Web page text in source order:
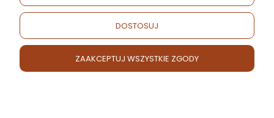
Informacje
Regulaminy
DOSTOSUJ
ZAAKCEPTUJ WSZYSTKIE ZGODY